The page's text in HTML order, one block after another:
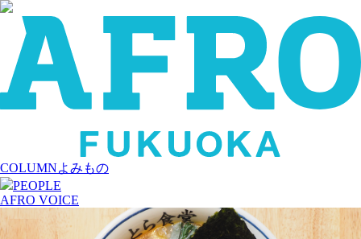
COLUMNよみもの
PEOPLE
AFRO VOICE